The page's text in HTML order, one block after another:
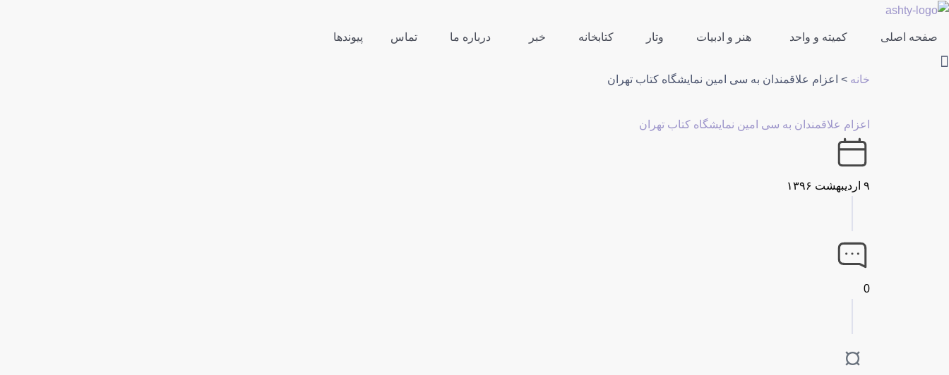
صفحه اصلی کمیته و واحد هنر و ادبیات وتار کتابخانه خبر درباره ما تماس پیوندها
خانه > اعزام علاقمندان به سی امین نمایشگاه کتاب تهران
اعزام علاقمندان به سی امین نمایشگاه کتاب تهران
۹ اردیبهشت ۱۳۹۶
0